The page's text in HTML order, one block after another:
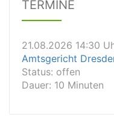
TERMINE
21.08.2026 14:30 Uhr
Status:offen
Dauer: 10 Minuten
21.08.2026 14:20 Uhr